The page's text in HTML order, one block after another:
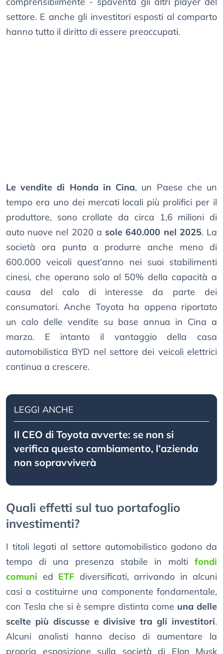
settore. E anche gli investitori esposti al comparto
hanno tutto il diritto di essere preoccupati.
Le vendite di Honda in Cina, un Paese che un
tempo era uno dei mercati locali più prolifici per il
produttore, sono crollate da circa 1,6 milioni di
auto nuove nel 2020 a sole 640.000 nel 2025. La
società ora punta a produrre anche meno di
600.000 veicoli quest’anno nei suoi stabilimenti
cinesi, che operano solo al 50% della capacità a
causa del calo di interesse da parte dei
consumatori. Anche Toyota ha appena riportato
un calo delle vendite su base annua in Cina a
marzo. E intanto il vantaggio della casa
automobilistica BYD nel settore dei veicoli elettrici
continua a crescere.
LEGGI ANCHE
Il CEO di Toyota avverte: se non si
verifica questo cambiamento, l’azienda
non sopravviverà
Quali effetti sul tuo portafoglio
investimenti?
I titoli legati al settore automobilistico godono da
tempo di una presenza stabile in molti fondi
comuni ed ETF diversificati, arrivando in alcuni
casi a costituirne una componente fondamentale,
con Tesla che si è sempre distinta come una delle
scelte più discusse e divisive tra gli investitori.
Alcuni analisti hanno deciso di aumentare la
propria esposizione sulla società di Elon Musk